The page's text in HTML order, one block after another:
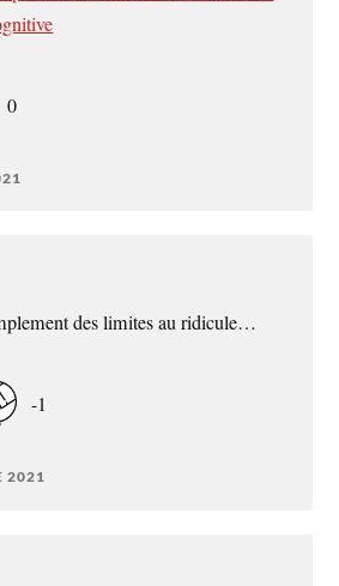
0
des limites au ridicule…
-1
2021